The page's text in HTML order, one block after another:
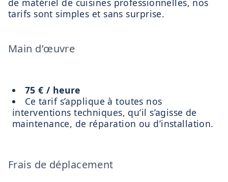
tarifs sont simples et sans surprise.
Main d’œuvre
75 € / heure
Ce tarif s’applique à toutes nos
interventions techniques, qu’il s’agisse de
maintenance, de réparation ou d’installation.
Frais de déplacement